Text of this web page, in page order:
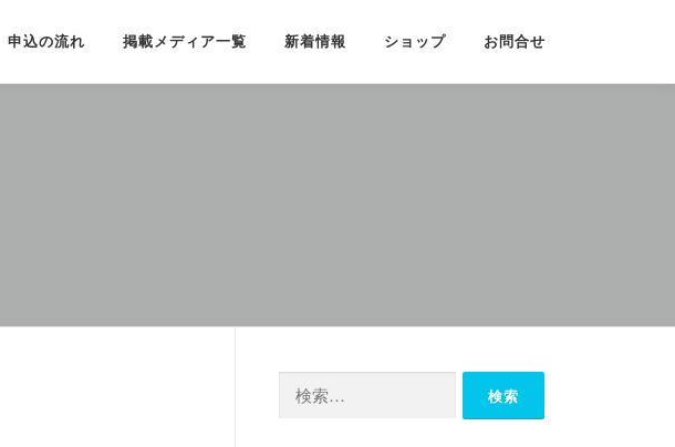
申込の流れ 掲載メディア一覧 新着情報 ショップ お問合せ